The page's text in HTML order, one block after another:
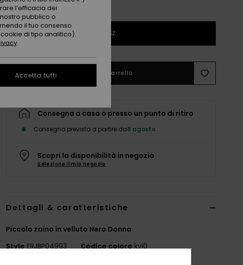
1SZ
Aggiungi al carrello
Consegna a casa o presso un punto di ritiro
Consegna prevista a partire da8 agosto
Scopri la disponibilità in negozio
Seleziona il mio negozio
Dettagli & caratteristiche
Piccolo zaino in velluto Nero Donna
Style ERJBP04993 Codice colore kvj0
l’efficacia dei
pubblico o
il tuo consenso
di tipo analitico).
.
Accetta tutti